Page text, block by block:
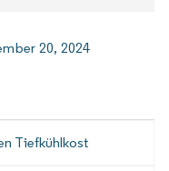
20, 2024
Tiefkühlkost